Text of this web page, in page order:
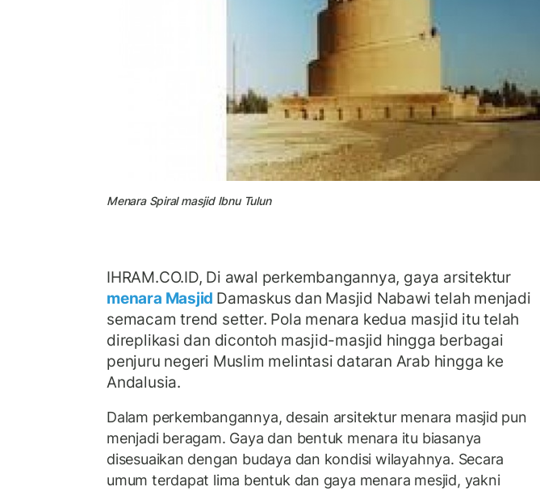
Menara Spiral masjid Ibnu Tulun
IHRAM.CO.ID, Di awal perkembangannya, gaya arsitektur
menara Masjid Damaskus dan Masjid Nabawi telah menjadi
semacam trend setter. Pola menara kedua masjid itu telah
direplikasi dan dicontoh masjid-masjid hingga berbagai
penjuru negeri Muslim melintasi dataran Arab hingga ke
Andalusia.
Dalam perkembangannya, desain arsitektur menara masjid pun
menjadi beragam. Gaya dan bentuk menara itu biasanya
disesuaikan dengan budaya dan kondisi wilayahnya. Secara
umum terdapat lima bentuk dan gaya menara mesjid, yakni